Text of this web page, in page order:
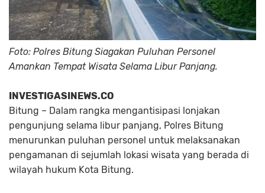
Foto: Polres Bitung Siagakan Puluhan Personel
Amankan Tempat Wisata Selama Libur Panjang.
INVESTIGASINEWS.CO
Bitung – Dalam rangka mengantisipasi lonjakan
pengunjung selama libur panjang, Polres Bitung
menurunkan puluhan personel untuk melaksanakan
pengamanan di sejumlah lokasi wisata yang berada di
wilayah hukum Kota Bitung.